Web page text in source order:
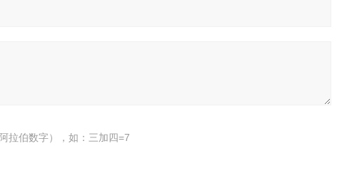
拉伯数字），如：三加四=7